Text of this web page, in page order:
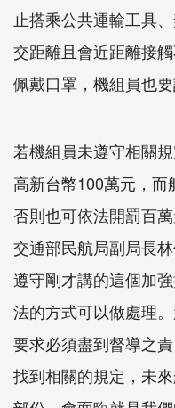
止搭乘公共運輸工具
交距離且會近距離接
佩戴口罩，機組員也
若機組員未遵守相關
高新台幣100萬元，而
否則也可依法開罰百
交通部民航局副局長
遵守剛才講的這個加
法的方式可以做處理
要求必須盡到督導之
找到相關的規定，未